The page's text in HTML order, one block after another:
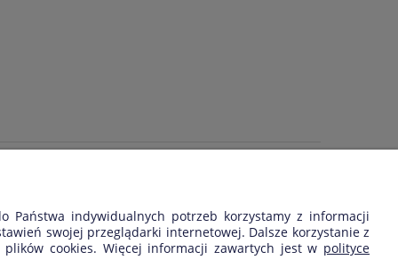
SKLEP FIRMY:
Państwa indywidualnych potrzeb korzystamy z informacji
swojej przeglądarki internetowej. Dalsze korzystanie z
cookies. Więcej informacji zawartych jest w polityce